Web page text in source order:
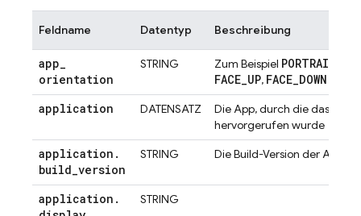
Feldname Datentyp Beschreibung
app_
orientation
STRING Zum Beispiel PORTRAIT
FACE_UP, FACE_DOWN
application DATENSATZ
Die App, durch die das
hervorgerufen wurde
application .
build_version
STRING Die Build-Version der App
application .
STRING